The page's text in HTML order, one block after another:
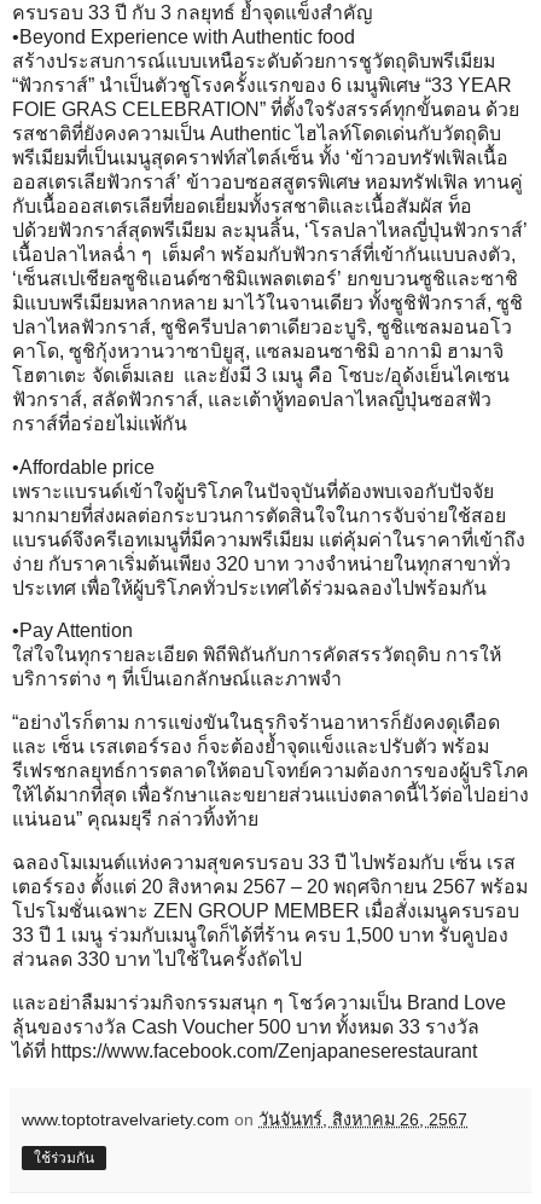
ครบรอบ 33 ปี กับ 3 กลยุทธ์ ย้ำจุดแข็งสำคัญ
•Beyond Experience with Authentic food
สร้างประสบการณ์แบบเหนือระดับด้วยการชูวัตถุดิบพรีเมียม
“ฟัวกราส์” นำเป็นตัวชูโรงครั้งแรกของ 6 เมนูพิเศษ “33 YEAR
FOIE GRAS CELEBRATION” ที่ตั้งใจรังสรรค์ทุกขั้นตอน ด้วย
รสชาติที่ยังคงความเป็น Authentic ไฮไลท์โดดเด่นกับวัตถุดิบ
พรีเมียมที่เป็นเมนูสุดคราฟท์สไตล์เซ็น ทั้ง ‘ข้าวอบทรัฟเฟิลเนื้อ
ออสเตรเลียฟัวกราส์’ ข้าวอบซอสสูตรพิเศษ หอมทรัฟเฟิล ทานคู่
กับเนื้อออสเตรเลียที่ยอดเยี่ยมทั้งรสชาติและเนื้อสัมผัส ท็อ
ปด้วยฟัวกราส์สุดพรีเมียม ละมุนลิ้น, ‘โรลปลาไหลญี่ปุ่นฟัวกราส์’
เนื้อปลาไหลฉ่ำ ๆ เต็มคำ พร้อมกับฟัวกราส์ที่เข้ากันแบบลงตัว,
‘เซ็นสเปเชียลซูชิแอนด์ซาชิมิแพลตเตอร์’ ยกขบวนซูชิและซาชิ
มิแบบพรีเมียมหลากหลาย มาไว้ในจานเดียว ทั้งซูชิฟัวกราส์, ซูชิ
ปลาไหลฟัวกราส์, ซูชิครีบปลาตาเดียวอะบูริ, ซูชิแซลมอนอโว
คาโด, ซูชิกุ้งหวานวาซาบิยูสุ, แซลมอนซาชิมิ อากามิ ฮามาจิ
โฮตาเตะ จัดเต็มเลย และยังมี 3 เมนู คือ โซบะ/อุด้งเย็นไคเซน
ฟัวกราส์, สลัดฟัวกราส์, และเต้าหู้ทอดปลาไหลญี่ปุ่นซอสฟัว
กราส์ที่อร่อยไม่แพ้กัน
•Affordable price
เพราะแบรนด์เข้าใจผู้บริโภคในปัจจุบันที่ต้องพบเจอกับปัจจัย
มากมายที่ส่งผลต่อกระบวนการตัดสินใจในการจับจ่ายใช้สอย
แบรนด์จึงครีเอทเมนูที่มีความพรีเมียม แต่คุ้มค่าในราคาที่เข้าถึง
ง่าย กับราคาเริ่มต้นเพียง 320 บาท วางจำหน่ายในทุกสาขาทั่ว
ประเทศ เพื่อให้ผู้บริโภคทั่วประเทศได้ร่วมฉลองไปพร้อมกัน
•Pay Attention
ใส่ใจในทุกรายละเอียด พิถีพิถันกับการคัดสรรวัตถุดิบ การให้
บริการต่าง ๆ ที่เป็นเอกลักษณ์และภาพจำ
“อย่างไรก็ตาม การแข่งขันในธุรกิจร้านอาหารก็ยังคงดุเดือด
และ เซ็น เรสเตอร์รอง ก็จะต้องย้ำจุดแข็งและปรับตัว พร้อม
รีเฟรชกลยุทธ์การตลาดให้ตอบโจทย์ความต้องการของผู้บริโภค
ให้ได้มากที่สุด เพื่อรักษาและขยายส่วนแบ่งตลาดนี้ไว้ต่อไปอย่าง
แน่นอน” คุณมยุรี กล่าวทิ้งท้าย
ฉลองโมเมนต์แห่งความสุขครบรอบ 33 ปี ไปพร้อมกับ เซ็น เรส
เตอร์รอง ตั้งแต่ 20 สิงหาคม 2567 – 20 พฤศจิกายน 2567 พร้อม
โปรโมชั่นเฉพาะ ZEN GROUP MEMBER เมื่อสั่งเมนูครบรอบ
33 ปี 1 เมนู ร่วมกับเมนูใดก็ได้ที่ร้าน ครบ 1,500 บาท รับคูปอง
ส่วนลด 330 บาท ไปใช้ในครั้งถัดไป
และอย่าลืมมาร่วมกิจกรรมสนุก ๆ โชว์ความเป็น Brand Love
ลุ้นของรางวัล Cash Voucher 500 บาท ทั้งหมด 33 รางวัล
ได้ที่ https://www.facebook.com/Zenjapaneserestaurant
www.toptotravelvariety.com on วันจันทร์, สิงหาคม 26, 2567
ใช้ร่วมกัน